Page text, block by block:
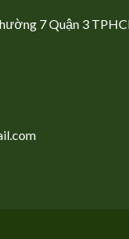
7 Quận 3